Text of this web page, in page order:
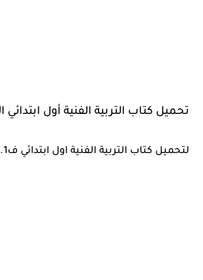
تحميل كتاب التربية الفنية أول ابتدائي
لتحميل كتاب التربية الفنية اول ابتدائي ف1.